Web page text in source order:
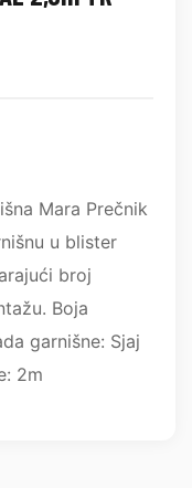
Mara Prečnik
u blister
broj
Boja
garnišne: Sjaj
2m